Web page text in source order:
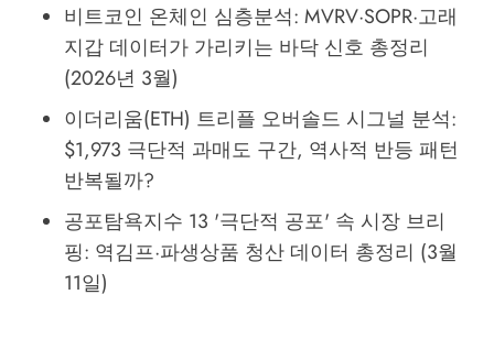
비트코인 온체인 심층분석: MVRV·SOPR·고래
지갑 데이터가 가리키는 바닥 신호 총정리
(2026년 3월)
이더리움(ETH) 트리플 오버솔드 시그널 분석:
$1,973 극단적 과매도 구간, 역사적 반등 패턴
반복될까?
공포탐욕지수 13 '극단적 공포' 속 시장 브리
핑: 역김프·파생상품 청산 데이터 총정리 (3월
11일)